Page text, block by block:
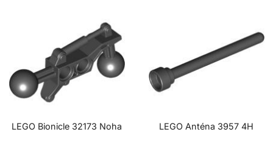
LEGO Bionicle 32173 Noha LEGO Anténa 3957 4H